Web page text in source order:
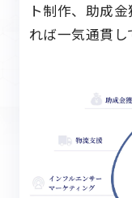
ト制作、 助成
れば一気通貫し